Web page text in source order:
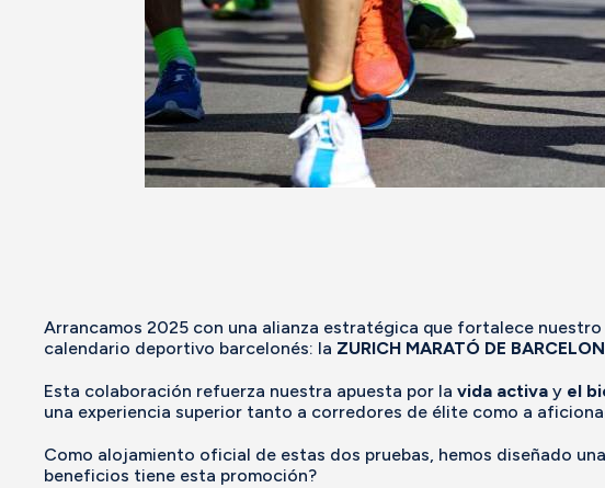
Arrancamos 2025 con una alianza estratégica que fortalece
calendario deportivo barcelonés: la ZURICH MARATÓ DE
Esta colaboración refuerza nuestra apuesta por la vida activa y el
una experiencia superior tanto a corredores de élite como a
Como alojamiento oficial de estas dos pruebas, hemos diseñado una
beneficios tiene esta promoción?